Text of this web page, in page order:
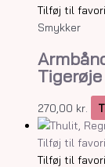
Tilføj til
Smykker
270,00 kr.
Tilføj til
Tilføj til